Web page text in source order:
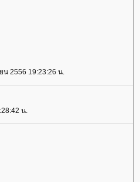
น 2556 19:23:26 น.
น.